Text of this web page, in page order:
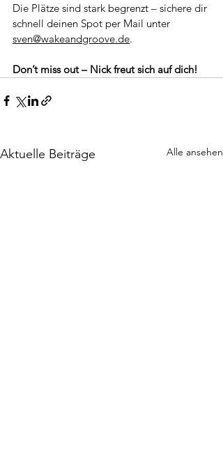
Die Plätze sind stark begrenzt – sichere dir
schnell deinen Spot per Mail unter
sven@wakeandgroove.de.
Don’t miss out – Nick freut sich auf dich!
Aktuelle Beiträge Alle ansehen